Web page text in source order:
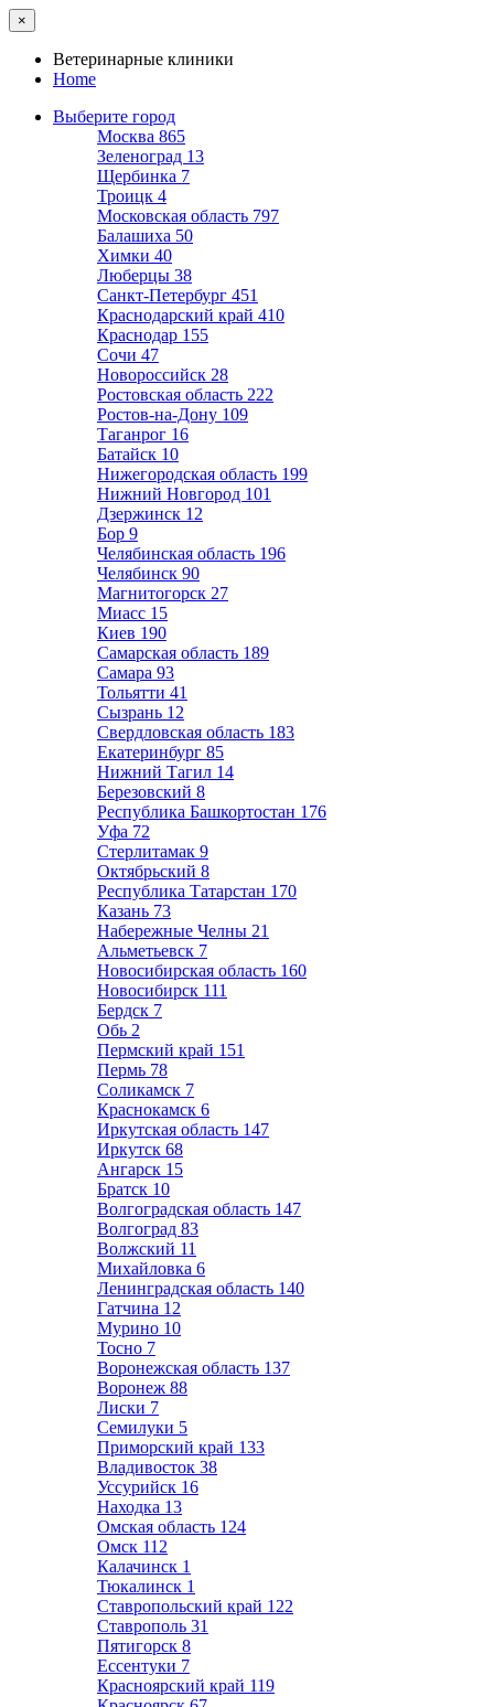
×
Ветеринарные клиники
Home
Выберите город
Москва 865
Зеленоград 13
Щербинка 7
Троицк 4
Московская область 797
Балашиха 50
Химки 40
Люберцы 38
Санкт-Петербург 451
Краснодарский край 410
Краснодар 155
Сочи 47
Новороссийск 28
Ростовская область 222
Ростов-на-Дону 109
Таганрог 16
Батайск 10
Нижегородская область 199
Нижний Новгород 101
Дзержинск 12
Бор 9
Челябинская область 196
Челябинск 90
Магнитогорск 27
Миасс 15
Киев 190
Самарская область 189
Самара 93
Тольятти 41
Сызрань 12
Свердловская область 183
Екатеринбург 85
Нижний Тагил 14
Березовский 8
Республика Башкортостан 176
Уфа 72
Стерлитамак 9
Октябрьский 8
Республика Татарстан 170
Казань 73
Набережные Челны 21
Альметьевск 7
Новосибирская область 160
Новосибирск 111
Бердск 7
Обь 2
Пермский край 151
Пермь 78
Соликамск 7
Краснокамск 6
Иркутская область 147
Иркутск 68
Ангарск 15
Братск 10
Волгоградская область 147
Волгоград 83
Волжский 11
Михайловка 6
Ленинградская область 140
Гатчина 12
Мурино 10
Тосно 7
Воронежская область 137
Воронеж 88
Лиски 7
Семилуки 5
Приморский край 133
Владивосток 38
Уссурийск 16
Находка 13
Омская область 124
Омск 112
Калачинск 1
Тюкалинск 1
Ставропольский край 122
Ставрополь 31
Пятигорск 8
Ессентуки 7
Красноярский край 119